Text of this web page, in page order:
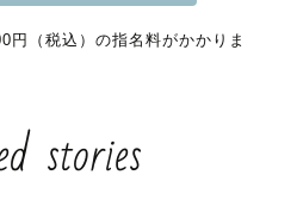
出話をしたり、家族の成長を
ております🕊️
（税込）の指名料がかかりま
stories